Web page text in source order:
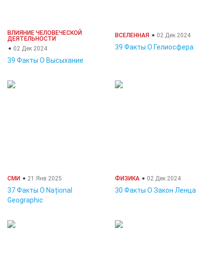
ВЛИЯНИЕ ЧЕЛОВЕЧЕСКОЙ
ДЕЯТЕЛЬНОСТИ
02 Дек 2024
39 Факты О Высыхание
ВСЕЛЕННАЯ 02 Дек 2024
39 Факты О Гелиосфера
СМИ 21 Янв 2025
37 Факты О Național
Geographic
ФИЗИКА 02 Дек 2024
30 Факты О Закон Ленца